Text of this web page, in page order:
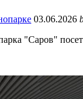
03.06.2026
"Саров"